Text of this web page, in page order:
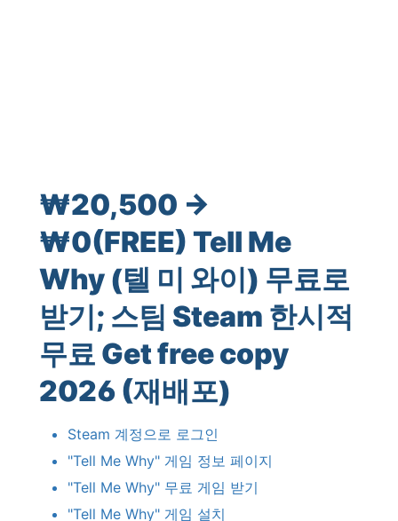
₩20,500 →
₩0(FREE) Tell Me
Why (텔 미 와이) 무료로
받기; 스팀 Steam 한시적
무료 Get free copy
2026 (재배포)
Steam 계정으로 로그인
"Tell Me Why" 게임 정보 페이지
"Tell Me Why" 무료 게임 받기
"Tell Me Why" 게임 설치